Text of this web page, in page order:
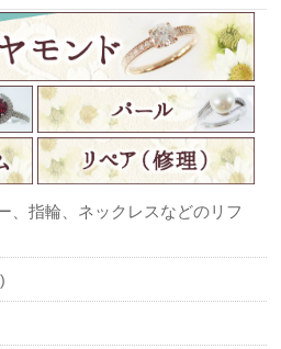
、指輪、ネックレスなどのリフ